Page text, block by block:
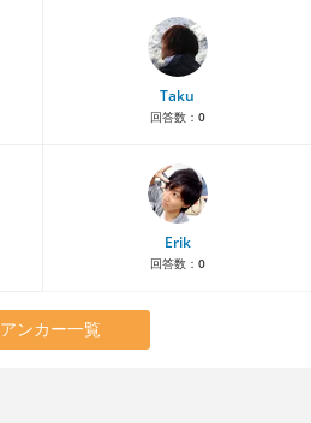
Taku
回答数： 0
Erik
回答数： 0
アンカー一覧